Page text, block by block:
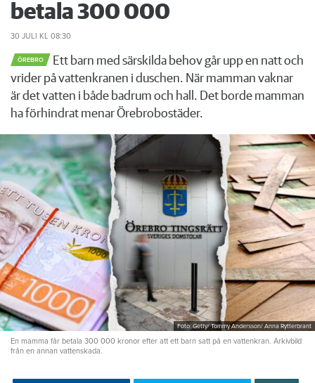
betala 300 000
30 JULI KL 08:30
ÖREBRO
Ett barn med särskilda behov går upp en natt och
vrider på vattenkranen i duschen. När mamman vaknar
är det vatten i både badrum och hall. Det borde mamman
ha förhindrat menar Örebrobostäder.
Foto: Getty/ Tommy Andersson/ Anna Rytterbrant
En mamma får betala 300 000 kronor efter att ett barn satt på en vattenkran. Arkivbild
från en annan vattenskada.